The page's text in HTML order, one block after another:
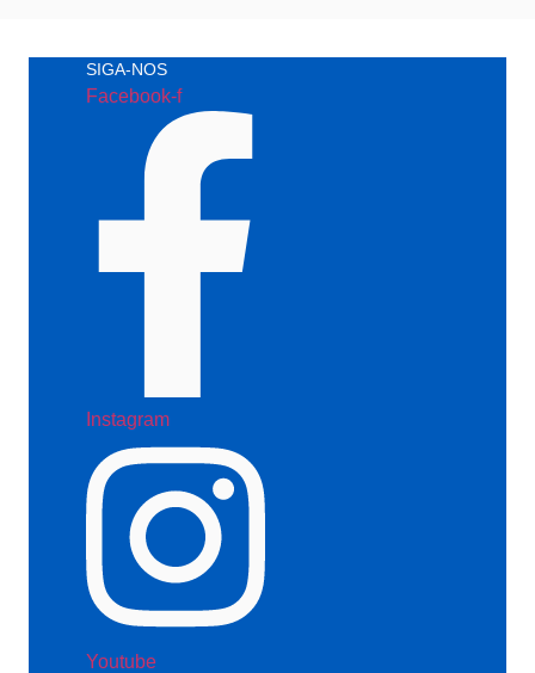
SIGA-NOS
Facebook-f
Instagram
Youtube